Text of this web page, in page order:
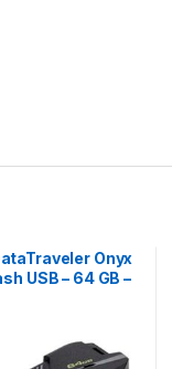
Onyx
USB – 64 GB –